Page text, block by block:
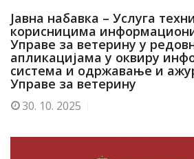
Јавна набавка – Услуга
корисницима
Управе за ветерину у
апликацијама у оквиру
система и одржавање и
Управе за ветерину
30. 10. 2025